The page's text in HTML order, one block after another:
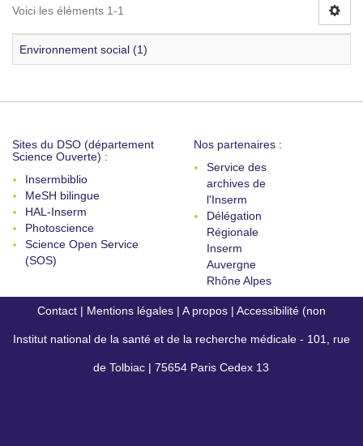
Voici les éléments 1-1
Environnement social (1)
Sites du DSO (département
Science Ouverte) :
Insermbiblio
MeSH bilingue
HAL-Inserm
Photoscience
Science Open Service
(SOS)
Nos partenaires :
Service des
archives de
l'Inserm
Délégation
Régionale
Inserm
Auvergne
Rhône Alpes
Contact | Mentions légales | A propos | Accessibilité (non
conforme)
Institut national de la santé et de la recherche médicale - 101, rue
de Tolbiac | 75654 Paris Cedex 13